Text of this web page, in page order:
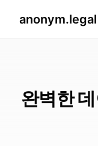
anonym.legal
완벽한